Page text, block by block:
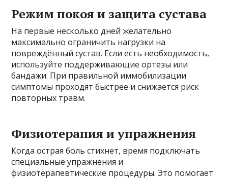
Режим покоя и защита сустава
На первые несколько дней желательно
максимально ограничить нагрузки на
повреждённый сустав. Если есть необходимость,
используйте поддерживающие ортезы или
бандажи. При правильной иммобилизации
симптомы проходят быстрее и снижается риск
повторных травм.
Физиотерапия и упражнения
Когда острая боль стихнет, время подключать
специальные упражнения и
физиотерапевтические процедуры. Это помогает